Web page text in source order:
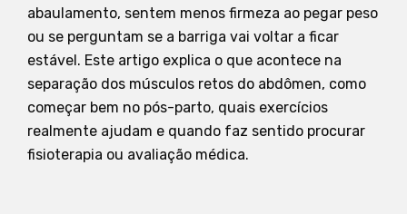
abaulamento, sentem menos firmeza ao pegar peso
ou se perguntam se a barriga vai voltar a ficar
estável. Este artigo explica o que acontece na
separação dos músculos retos do abdômen, como
começar bem no pós-parto, quais exercícios
realmente ajudam e quando faz sentido procurar
fisioterapia ou avaliação médica.